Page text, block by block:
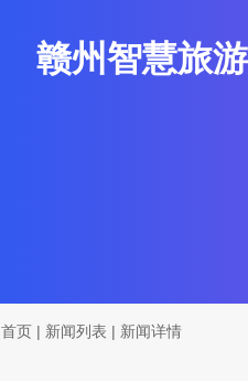
赣州智慧旅
首页 | 新闻列表 | 新闻详情